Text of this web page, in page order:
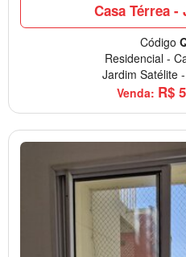
Casa Térrea
Código
Residencial -
Jardim Satélite -
Venda: R$